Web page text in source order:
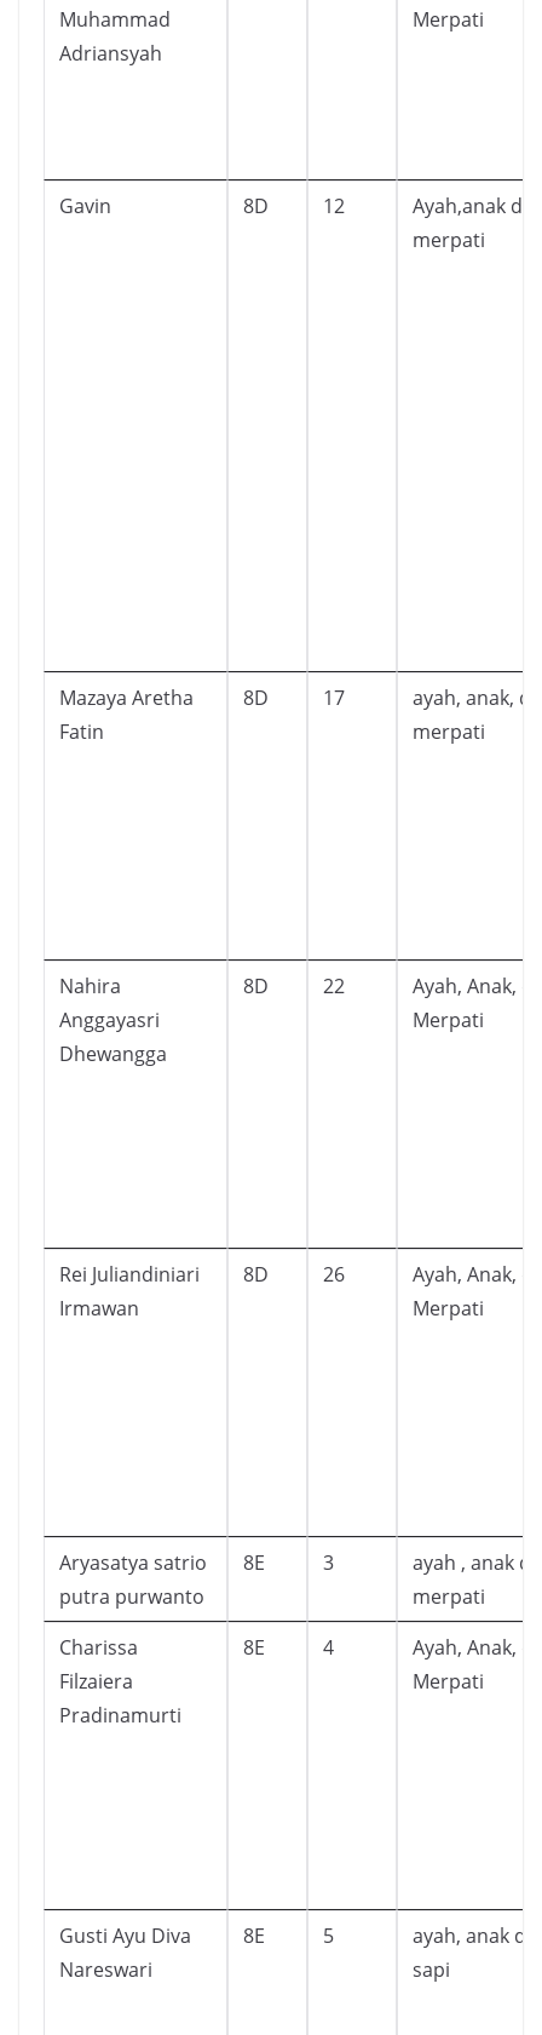
Muhammad
Adriansyah
Merpati
Gavin 8D 12
Ayah,anak
merpati
Mazaya Aretha
Fatin
8D 17
ayah, anak,
merpati
Nahira
Anggayasri
Dhewangga
8D 22
Ayah, Anak,
Merpati
Rei Juliandiniari
Irmawan
8D 26
Ayah, Anak,
Merpati
Aryasatya satrio
putra purwanto
8E 3
ayah , anak
merpati
Charissa
Filzaiera
Pradinamurti
8E 4
Ayah, Anak,
Merpati
Gusti Ayu Diva
Nareswari
8E 5
ayah, anak
sapi